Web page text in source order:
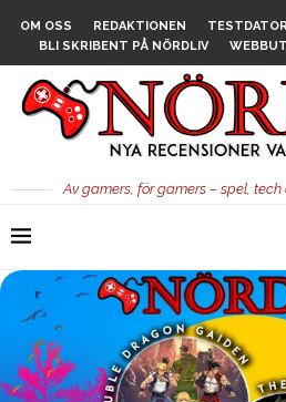
OM OSS REDAKTIONEN
BLI SKRIBENT PÅ NÖRDLIV
Av gamers, för gamers – spel, tech